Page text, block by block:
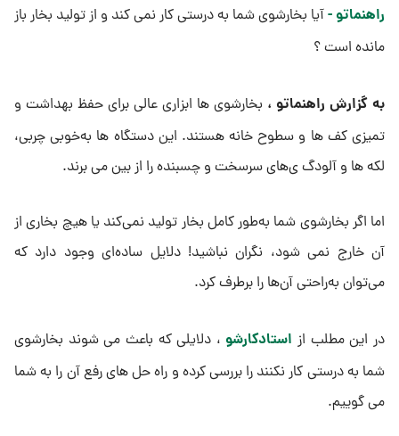
راهنماتو -آیا بخارشوی شما به‌ درستی کار نمی کند و از تولید بخار باز
مانده است ؟
به گزارش راهنماتو ، بخارشوی‌ ها ابزاری عالی برای حفظ بهداشت و
تمیزی کف‌ ها و سطوح خانه هستند. این دستگاه‌ ها به‌خوبی چربی،
لکه‌ ها و آلودگ ی‌های سرسخت و چسبنده را از بین می‌ برند.
اما اگر بخارشوی شما به‌طور کامل بخار تولید نمی‌کند یا هیچ بخاری از
آن خارج نمی‌ شود، نگران نباشید! دلایل ساده‌ای وجود دارد که
می‌توان به‌راحتی آن‌ها را برطرف کرد.
در این مطلب ازاستادکارشو ، دلایلی که باعث می شوند بخارشوی
شما به درستی کار نکنند را بررسی کرده و راه حل های رفع آن را به شما
می گوییم.